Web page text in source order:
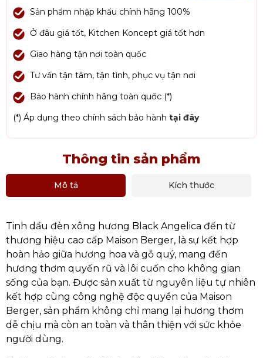
Sản phẩm nhập khẩu chính hãng 100%
Ở đâu giá tốt, Kitchen Koncept giá tốt hơn
Giao hàng tận nơi toàn quốc
Tư vấn tận tâm, tận tình, phục vụ tận nơi
Bảo hành chính hãng toàn quốc (*)
(*) Áp dụng theo chính sách bảo hành tại đây
Thông tin sản phẩm
Mô tả Kích thước
Tinh dầu đèn xông hương Black Angelica đến từ
thương hiệu cao cấp Maison Berger, là sự kết hợp
hoàn hảo giữa hương hoa và gỗ quý, mang đến
hương thơm quyến rũ và lôi cuốn cho không gian
sống của bạn. Được sản xuất từ nguyên liệu tự nhiên
kết hợp cùng công nghệ độc quyền của Maison
Berger, sản phẩm không chỉ mang lại hương thơm
dễ chịu mà còn an toàn và thân thiện với sức khỏe
người dùng.